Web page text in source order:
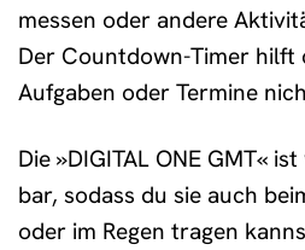
messen oder andere
Der Countdown-Timer hilft
Aufgaben oder Termine
Die »DIGITAL ONE GMT«
bar, sodass du sie auch
oder im Regen tragen